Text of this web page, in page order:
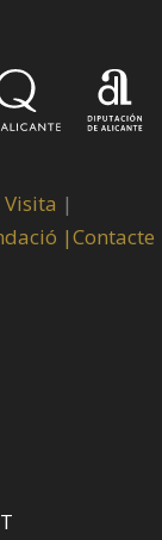
|
|Contacte